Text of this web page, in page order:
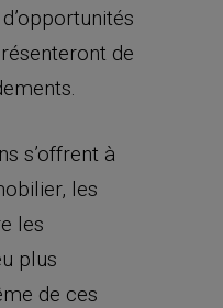
de
s’offrent à
les
les
plus
de ces